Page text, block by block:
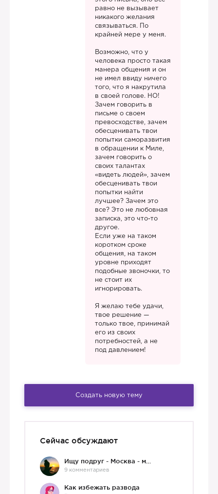
равно не вызывает
никакого желания
связываться. По
крайней мере у меня.
Возможно, что у
человека просто такая
манера общения и он
не имел ввиду ничего
того, что я накрутила
в своей голове. НО!
Зачем говорить в
письме о своем
превосходстве, зачем
обесценивать твои
попытки саморазвития
в обращении к Миле,
зачем говорить о
своих талантах
«видеть людей», зачем
обесценивать твои
попытки найти
лучшее? Зачем это
все? Это не любовная
записка, это что-то
другое.
Если уже на таком
коротком сроке
общения, на таком
уровне приходят
подобные звоночки, то
не стоит их
игнорировать.
Я желаю тебе удачи,
твое решение —
только твое, принимай
его из своих
потребностей, а не
под давлением!
Создать новую тему
Сейчас обсуждают
9 комментариев
Как избежать развода